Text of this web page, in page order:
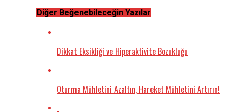
Diğer Beğenebileceğin Yazılar
Dikkat Eksikliği ve Hiperaktivite Bozukluğu
Oturma Mühletini Azaltın, Hareket Mühletini Artırın!